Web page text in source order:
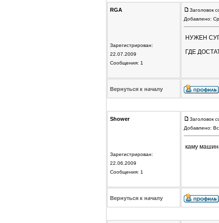
RGA
Зарегистрирован:
22.07.2009
Сообщения: 1
Заголовок
Добавлено:
НУЖЕН
ГДЕ
Вернуться к началу
Shower
Зарегистрирован:
22.06.2009
Сообщения: 1
Заголовок
Добавлено:
каму
Вернуться к началу